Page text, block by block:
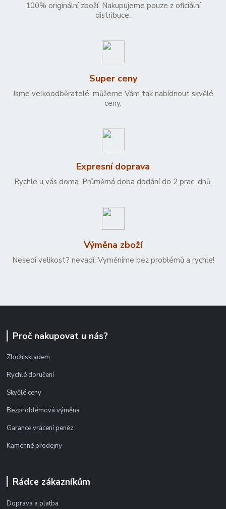
100% originální zboží. Nakupujeme pouze z oficiální
distribuce.
Super ceny
Jsme velkoodběratelé, můžeme Vám tak nabídnout skvělé
ceny.
Expresní doprava
Rychle u vás doma. Průměrná doba dodání do 2 prac. dnů.
Výměna zboží
Nesedí velikost? nevadí. Vyměníme bez problémů a rychle!
Proč nakupovat u nás?
Zboží skladem
Rychlé doručení
Skvělé ceny
Bezproblémová výměna
Garance vrácení peněz
Kamenné prodejny
Rádce zákazníkům
Doprava a platba